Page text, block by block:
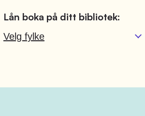
Lån boka på ditt bibliotek:
Velg fylke